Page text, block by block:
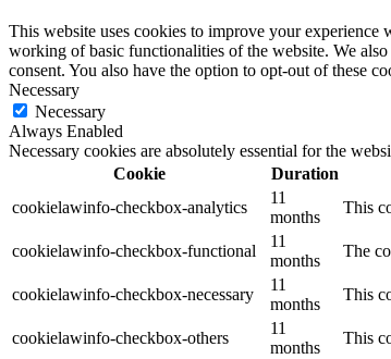
This website uses cookies to improve your experience
working of basic functionalities of the website. We
consent. You also have the option to opt-out of these
Necessary
Necessary
Always Enabled
Necessary cookies are absolutely essential for the
Cookie
Duration
cookielawinfo-checkbox-analytics
11
months
This
cookielawinfo-checkbox-functional
11
months
The
cookielawinfo-checkbox-necessary
11
months
This
cookielawinfo-checkbox-others
11
months
This